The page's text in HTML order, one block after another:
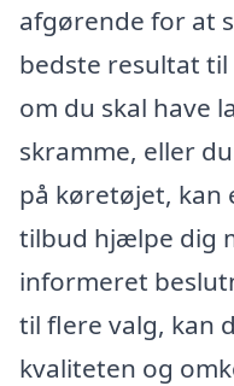
afgørende for at
bedste resultat
om du skal have
skramme, eller
på køretøjet, kan
tilbud hjælpe dig
informeret
til flere valg, kan
kvaliteten og